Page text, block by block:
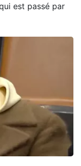
est passé par